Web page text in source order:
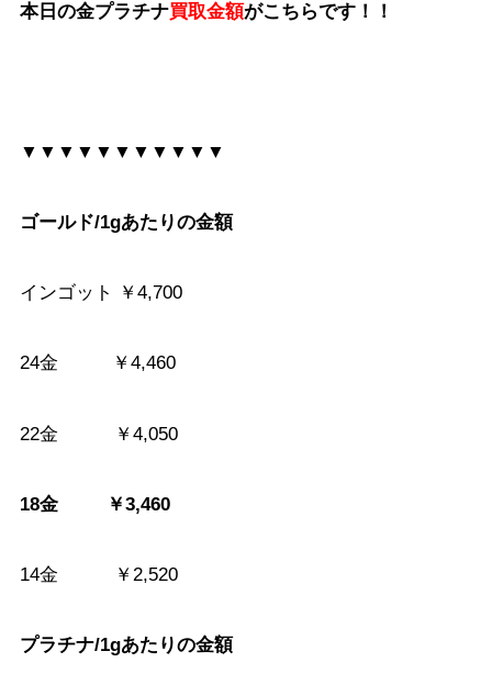
本日の金プラチナ買取金額がこちらです！！
▼▼▼▼▼▼▼▼▼▼▼
ゴールド/1gあたりの金額
インゴット ￥4,700
24金 ￥4,460
22金 ￥4,050
18金 ￥3,460
14金 ￥2,520
プラチナ/1gあたりの金額